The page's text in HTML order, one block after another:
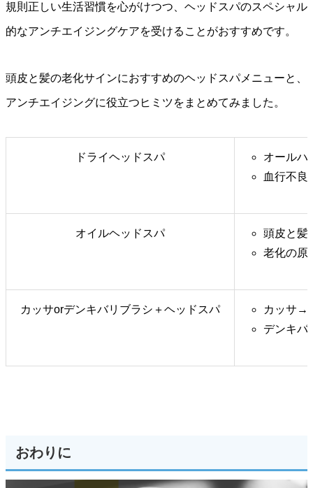
規則正しい生活習慣を心がけつつ、ヘッドスパのスペシャル
的なアンチエイジングケアを受けることがおすすめです。
頭皮と髪の老化サインにおすすめのヘッドスパメニューと、
アンチエイジングに役立つヒミツをまとめてみました。
ドライヘッドスパ
オールハ
血行不良
オイルヘッドスパ
頭皮と髪
老化の原
カッサorデンキバリブラシ＋ヘッドスパ
カッサ→
デンキバ
おわりに